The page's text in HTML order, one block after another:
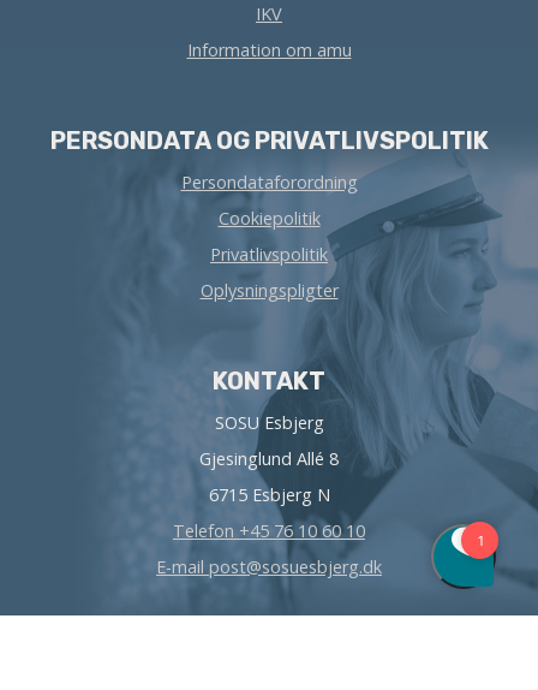
IKV
Information om amu
PERSONDATA OG PRIVATLIVSPOLITIK
Persondataforordning
Cookiepolitik
Privatlivspolitik
Oplysningspligter
KONTAKT
SOSU Esbjerg
Gjesinglund Allé 8
6715 Esbjerg N
Telefon +45 76 10 60 10
E-mail post@sosuesbjerg.dk